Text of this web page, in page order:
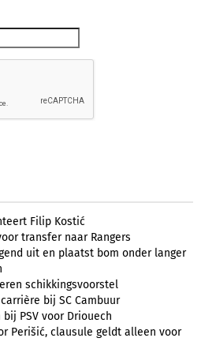
Filip Kostić
transfer naar Rangers
uit en plaatst bom onder langer
schikkingsvoorstel
bij SC Cambuur
bij PSV voor Driouech
Perišić, clausule geldt alleen voor